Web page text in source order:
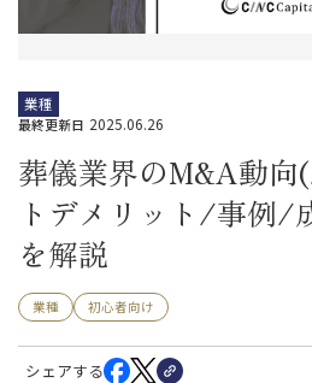
業種
最終更新日 2025.06.26
葬儀業界のM&A動向
トデメリット/事例/
を解説
業種 初心者向け
シェアする